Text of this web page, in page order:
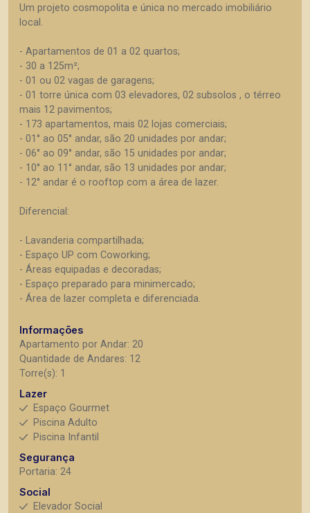
Um projeto cosmopolita e única no mercado imobiliário
local.
- Apartamentos de 01 a 02 quartos;
- 30 a 125m²;
- 01 ou 02 vagas de garagens;
- 01 torre única com 03 elevadores, 02 subsolos , o térreo
mais 12 pavimentos;
- 173 apartamentos, mais 02 lojas comerciais;
- 01° ao 05° andar, são 20 unidades por andar;
- 06° ao 09° andar, são 15 unidades por andar;
- 10° ao 11° andar, são 13 unidades por andar;
- 12° andar é o rooftop com a área de lazer.
Diferencial:
- Lavanderia compartilhada;
- Espaço UP com Coworking;
- Áreas equipadas e decoradas;
- Espaço preparado para minimercado;
- Área de lazer completa e diferenciada.
Informações
Apartamento por Andar: 20
Quantidade de Andares: 12
Torre(s): 1
Lazer
Espaço Gourmet
Piscina Adulto
Piscina Infantil
Segurança
Portaria: 24
Social
Elevador Social